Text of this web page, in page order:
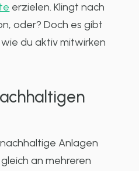
erzielen. Klingt nach
oder? Doch es gibt
du aktiv mitwirken
Anlagen
an mehreren